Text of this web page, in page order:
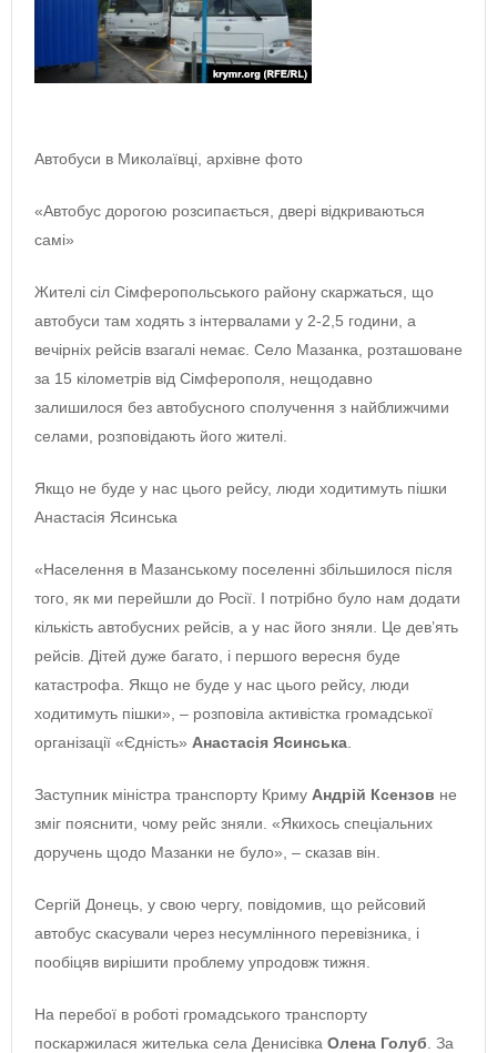
Автобуси в Миколаївці, архівне фото
«Автобус дорогою розсипається, двері відкриваються
самі»
Жителі сіл Сімферопольського району скаржаться, що
автобуси там ходять з інтервалами у 2-2,5 години, а
вечірніх рейсів взагалі немає. Село Мазанка, розташоване
за 15 кілометрів від Сімферополя, нещодавно
залишилося без автобусного сполучення з найближчими
селами, розповідають його жителі.
Якщо не буде у нас цього рейсу, люди ходитимуть пішки
Анастасія Ясинська
«Населення в Мазанському поселенні збільшилося після
того, як ми перейшли до Росії. І потрібно було нам додати
кількість автобусних рейсів, а у нас його зняли. Це дев’ять
рейсів. Дітей дуже багато, і першого вересня буде
катастрофа. Якщо не буде у нас цього рейсу, люди
ходитимуть пішки», ‒ розповіла активістка громадської
організації «Єдність» Анастасія Ясинська
Заступник міністра транспорту Криму Андрій Ксензов не
зміг пояснити, чому рейс зняли. «Якихось спеціальних
доручень щодо Мазанки не було», ‒ сказав він.
Сергій Донець, у свою чергу, повідомив, що рейсовий
автобус скасували через несумлінного перевізника, і
пообіцяв вирішити проблему упродовж тижня.
На перебої в роботі громадського транспорту
поскаржилася жителька села Денисівка Олена Голуб . За